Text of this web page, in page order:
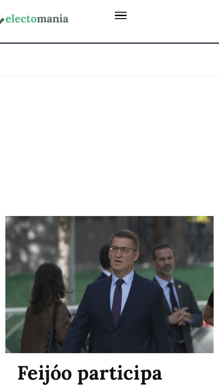
Feijóo participa